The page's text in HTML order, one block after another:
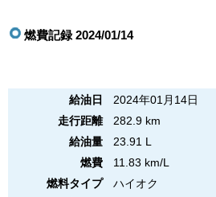
燃費記録 2024/01/14
給油日
2024年01月14日
走行距離
282.9 km
給油量
23.91 L
燃費
11.83 km/L
燃料タイプ
ハイオク